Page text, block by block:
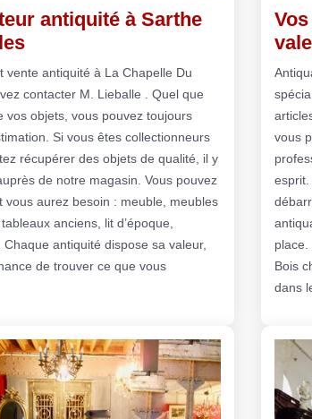
antiquité à Sarthe
vente antiquité à La Chapelle Du
contacter M. Lieballe . Quel que
vos objets, vous pouvez toujours
Si vous êtes collectionneurs
récupérer des objets de qualité, il y
de notre magasin. Vous pouvez
vous aurez besoin : meuble, meubles
anciens, lit d’époque,
antiquité dispose sa valeur,
de trouver ce que vous
vous
esprit.
place.
Bois
dans